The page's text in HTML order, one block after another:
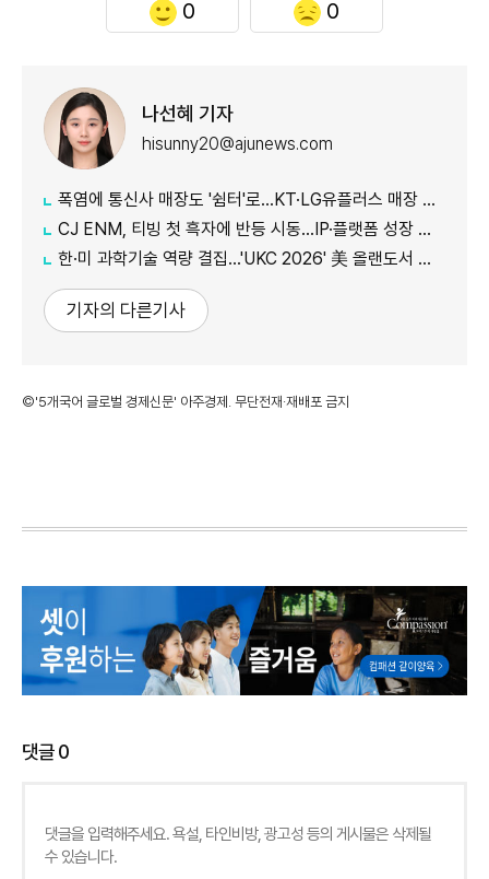
0 0
나선혜 기자
hisunny20@ajunews.com
폭염에 통신사 매장도 '쉼터'로…KT·LG유플러스 매장 개방
CJ ENM, 티빙 첫 흑자에 반등 시동…IP·플랫폼 성장 가속
한·미 과학기술 역량 결집…'UKC 2026' 美 올랜도서 개막
기자의 다른기사
©'5개국어 글로벌 경제신문' 아주경제. 무단전재·재배포 금지
댓글0